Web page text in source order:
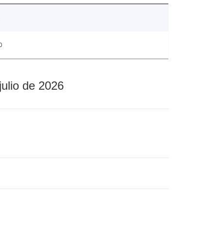
de 2026